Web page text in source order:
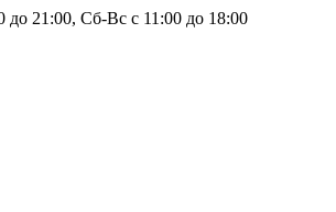
21:00, Сб-Вс с 11:00 до 18:00